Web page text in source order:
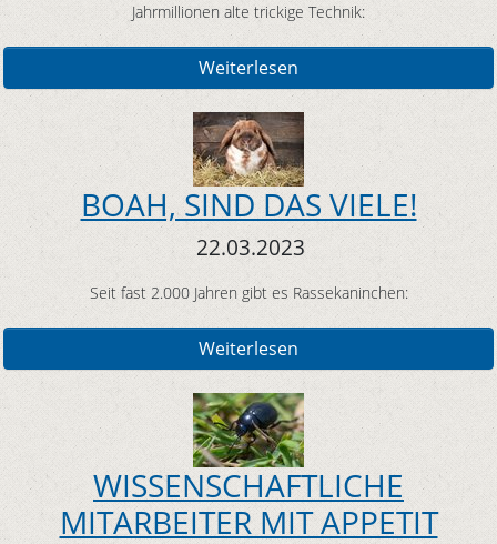
Jahrmillionen alte trickige Technik:
Weiterlesen
BOAH, SIND DAS VIELE!
22.03.2023
Seit fast 2.000 Jahren gibt es Rassekaninchen:
Weiterlesen
WISSENSCHAFTLICHE
MITARBEITER MIT APPETIT